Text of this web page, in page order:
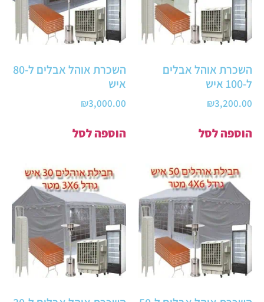
השכרת אוהל אבלים
ל-100 איש
₪3,200.00
הוספה לסל
השכרת אוהל אבלים ל-80
איש
₪3,000.00
הוספה לסל